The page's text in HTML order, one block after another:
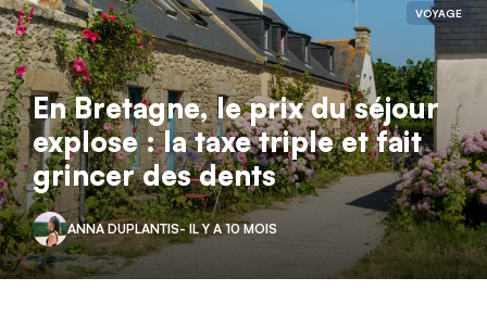
VOYAGE
En Bretagne, le prix du séjour
explose : la taxe triple et fait
grincer des dents
ANNA DUPLANTIS- IL Y A 10 MOIS